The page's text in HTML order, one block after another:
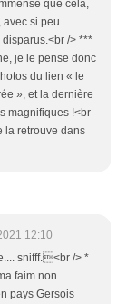
que cela,
avec si peu
/> ***
je le pense donc
du lien « le
», et la dernière
magnifiques !<br
la retrouve dans
12:10
snifff.<br /> *
faim non
pays Gersois